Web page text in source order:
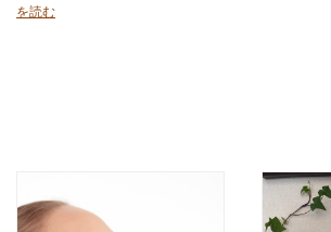
エステサロン｜ダーマロジ
を読む